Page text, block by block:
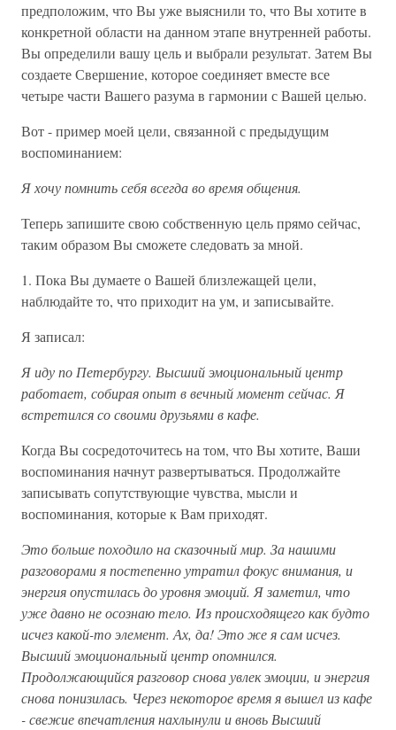
предположим, что Вы уже выяснили то, что Вы хотите в
конкретной области на данном этапе внутренней работы.
Вы определили вашу цель и выбрали результат. Затем Вы
создаете Свершение, которое соединяет вместе все
четыре части Вашего разума в гармонии с Вашей целью.
Вот - пример моей цели, связанной с предыдущим
воспоминанием:
Я хочу помнить себя всегда во время общения.
Теперь запишите свою собственную цель прямо сейчас,
таким образом Вы сможете следовать за мной.
1. Пока Вы думаете о Вашей близлежащей цели,
наблюдайте то, что приходит на ум, и записывайте.
Я записал:
Я иду по Петербургу. Высший эмоциональный центр
работает, собирая опыт в вечный момент сейчас. Я
встретился со своими друзьями в кафе.
Когда Вы сосредоточитесь на том, что Вы хотите, Ваши
воспоминания начнут развертываться. Продолжайте
записывать сопутствующие чувства, мысли и
воспоминания, которые к Вам приходят.
Это больше походило на сказочный мир. За нашими
разговорами я постепенно утратил фокус внимания, и
энергия опустилась до уровня эмоций. Я заметил, что
уже давно не осознаю тело. Из происходящего как будто
исчез какой-то элемент. Ах, да! Это же я сам исчез.
Высший эмоциональный центр опомнился.
Продолжающийся разговор снова увлек эмоции, и энергия
снова понизилась. Через некоторое время я вышел из кафе
- свежие впечатления нахлынули и вновь Высший